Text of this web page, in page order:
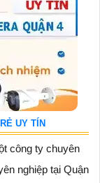
UY TÍN
công ty chuyên
nghiệp tại Quận